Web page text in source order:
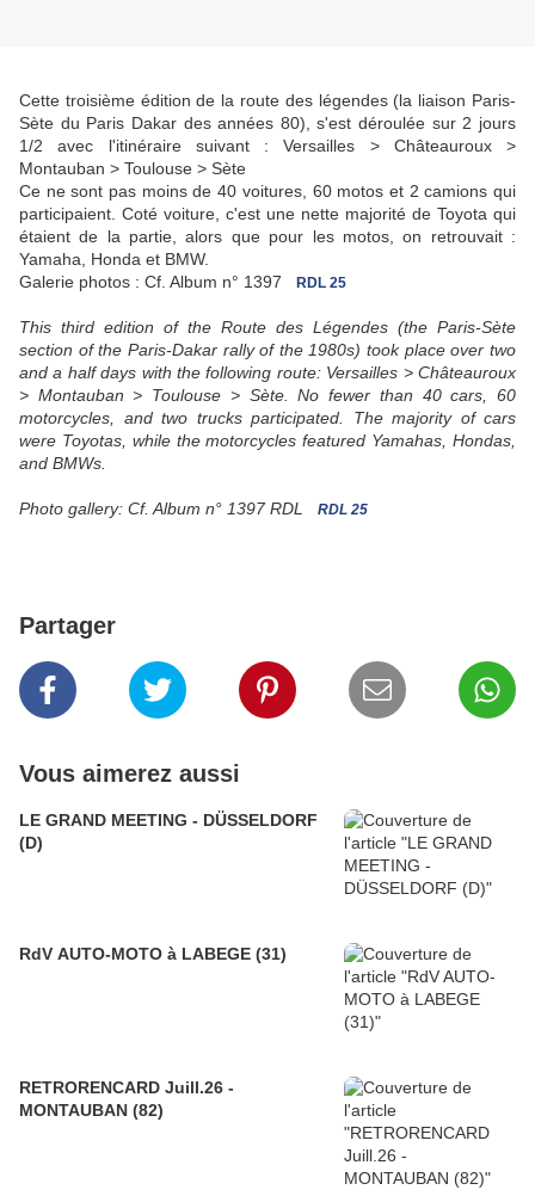
Cette troisième édition de la route des légendes (la liaison Paris-
Sète du Paris Dakar des années 80), s'est déroulée sur 2 jours
1/2 avec l'itinéraire suivant : Versailles > Châteauroux >
Montauban > Toulouse > Sète
Ce ne sont pas moins de 40 voitures, 60 motos et 2 camions qui
participaient. Coté voiture, c'est une nette majorité de Toyota qui
étaient de la partie, alors que pour les motos, on retrouvait :
Yamaha, Honda et BMW.
Galerie photos : Cf. Album n° 1397
RDL 25
This third edition of the Route des Légendes (the Paris-Sète
section of the Paris-Dakar rally of the 1980s) took place over two
and a half days with the following route: Versailles > Châteauroux
> Montauban > Toulouse > Sète. No fewer than 40 cars, 60
motorcycles, and two trucks participated.
The majority of cars
were Toyotas, while the motorcycles featured Yamahas, Hondas,
and BMWs.
Photo gallery: Cf. Album n° 1397 RDL RDL 25
Partager
Vous aimerez aussi
LE GRAND MEETING - DÜSSELDORF
(D)
RdV AUTO-MOTO à LABEGE (31)
RETRORENCARD Juill.26 -
MONTAUBAN (82)